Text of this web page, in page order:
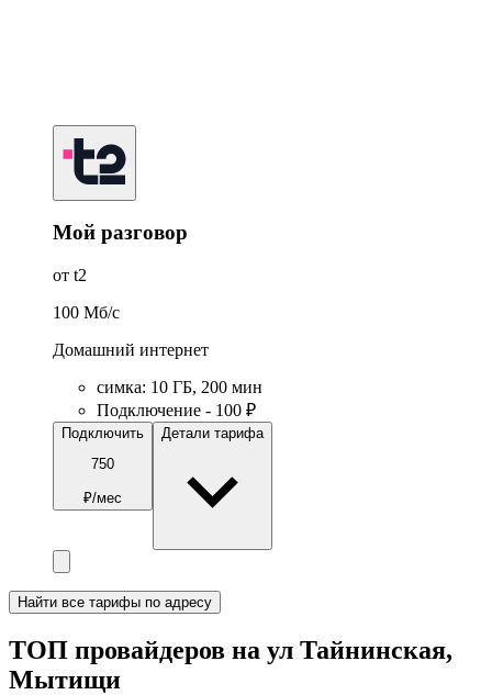
Мой разговор
от t2
100 Мб/c
Домашний интернет
симка: 10 ГБ, 200 мин
Подключение - 100 ₽
Подключить
750
₽/мес
Детали тарифа
Найти все тарифы по адресу
ТОП провайдеров на ул Тайнинская,
Мытищи